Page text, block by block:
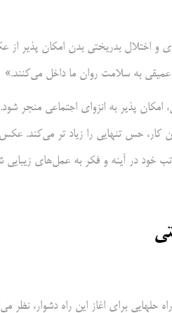
و اختلال بدریختی بدن امکان پذیر
به سلامت روان ما داخل می‌کنند.»
پذیر به انزوای اجتماعی منجر
کار، حس تنهایی را زیاد تر می‌کند.
خود در آینه و فکر به عمل‌های زیبایی
حلهایی برای اغاز این راه دشوار، نظر